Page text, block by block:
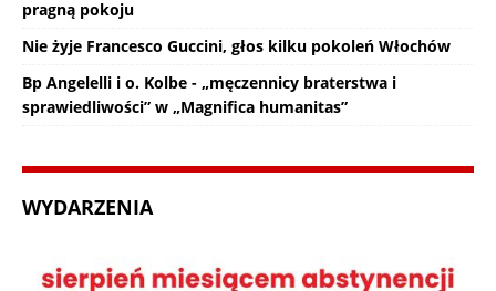
pragną pokoju
Nie żyje Francesco Guccini, głos kilku pokoleń Włochów
Bp Angelelli i o. Kolbe - „męczennicy braterstwa i
sprawiedliwości” w „Magnifica humanitas”
WYDARZENIA